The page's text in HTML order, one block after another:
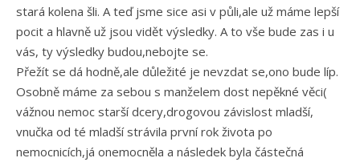
stará kolena šli. A teď jsme sice asi v půli,ale už máme lepší
pocit a hlavně už jsou vidět výsledky. A to vše bude zas i u
vás, ty výsledky budou,nebojte se.
Přežít se dá hodně,ale důležité je nevzdat se,ono bude líp.
Osobně máme za sebou s manželem dost nepěkné věci(
vážnou nemoc starší dcery,drogovou závislost mladší,
vnučka od té mladší strávila první rok života po
nemocnicích,já onemocněla a následek byla částečná